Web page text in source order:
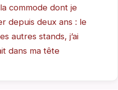
commode dont je
depuis deux ans : le
autres stands, j’ai
dans ma tête